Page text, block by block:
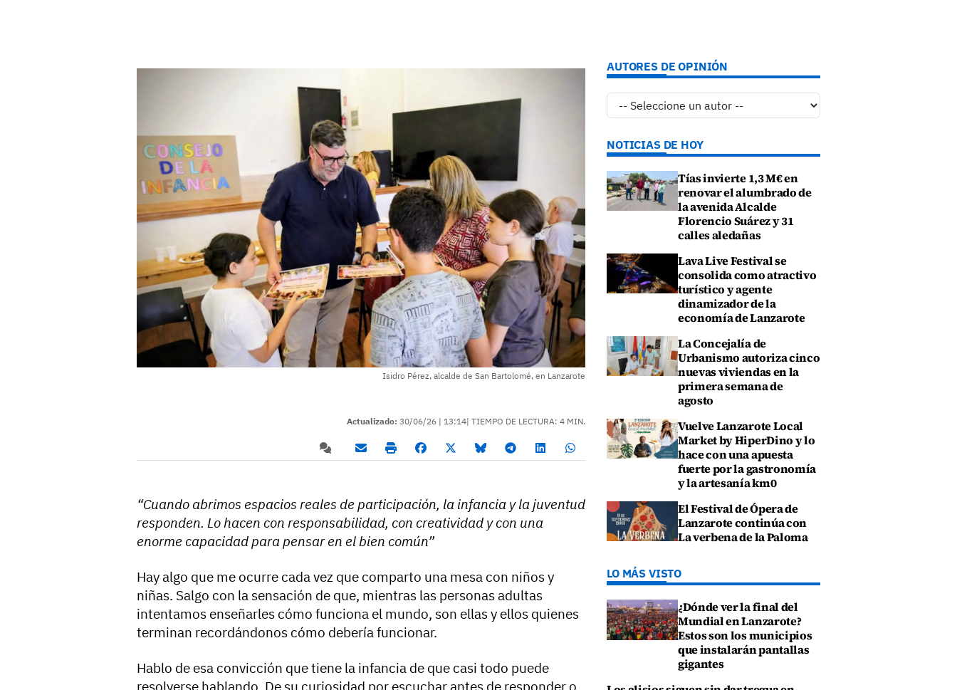
Isidro Pérez, alcalde de San Bartolomé, en Lanzarote
Actualizado: 30/06/26 | 13:14| TIEMPO DE LECTURA: 4 MIN.
“Cuando abrimos espacios reales de participación, la infancia y la juventud
responden. Lo hacen con responsabilidad, con creatividad y con una
enorme capacidad para pensar en el bien común”
Hay algo que me ocurre cada vez que comparto una mesa con niños y
niñas. Salgo con la sensación de que, mientras las personas adultas
intentamos enseñarles cómo funciona el mundo, son ellas y ellos quienes
terminan recordándonos cómo debería funcionar.
Hablo de esa convicción que tiene la infancia de que casi todo puede
resolverse hablando. De su curiosidad por escuchar antes de responder o
AUTORES DE OPINIÓN
NOTICIAS DE HOY
Tías invierte 1,3 M€ en
renovar el alumbrado de
la avenida Alcalde
Florencio Suárez y 31
calles aledañas
Lava Live Festival se
consolida como atractivo
turístico y agente
dinamizador de la
economía de Lanzarote
La Concejalía de
Urbanismo autoriza cinco
nuevas viviendas en la
primera semana de
agosto
Vuelve Lanzarote Local
Market by HiperDino y lo
hace con una apuesta
fuerte por la gastronomía
y la artesanía km0
El Festival de Ópera de
Lanzarote continúa con
La verbena de la Paloma
LO MÁS VISTO
¿Dónde ver la final del
Mundial en Lanzarote?
Estos son los municipios
que instalarán pantallas
gigantes